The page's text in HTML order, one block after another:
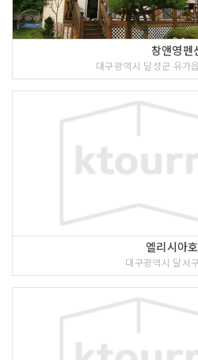
창앤영펜
대구광역시 달성군 유가
엘리시아
대구광역시 달서